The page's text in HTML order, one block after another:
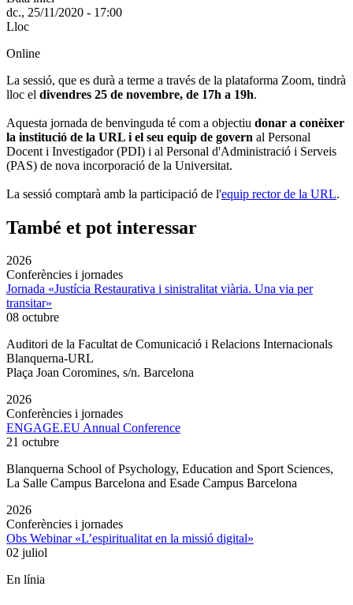
dc., 25/11/2020 - 17:00
Lloc
Online
La sessió, que es durà a terme a través de la plataforma Zoom, tindrà
lloc el divendres 25 de novembre, de 17h a 19h.
Aquesta jornada de benvinguda té com a objectiu donar a conèixer
la institució de la URL i el seu equip de govern al Personal
Docent i Investigador (PDI) i al Personal d'Administració i Serveis
(PAS) de nova incorporació de la Universitat.
La sessió comptarà amb la participació de l'equip rector de la URL.
També et pot interessar
2026
Conferències i jornades
Jornada «Justícia Restaurativa i sinistralitat viària. Una via per
transitar»
08 octubre
Auditori de la Facultat de Comunicació i Relacions Internacionals
Blanquerna-URL
Plaça Joan Coromines, s/n. Barcelona
2026
Conferències i jornades
ENGAGE.EU Annual Conference
21 octubre
Blanquerna School of Psychology, Education and Sport Sciences,
La Salle Campus Barcelona and Esade Campus Barcelona
2026
Conferències i jornades
Obs Webinar «L’espiritualitat en la missió digital»
02 juliol
En línia